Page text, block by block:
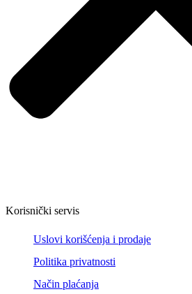
Korisnički servis
Uslovi korišćenja i prodaje
Politika privatnosti
Način plaćanja